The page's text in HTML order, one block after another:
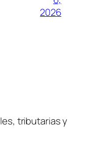
2026
tributarias y